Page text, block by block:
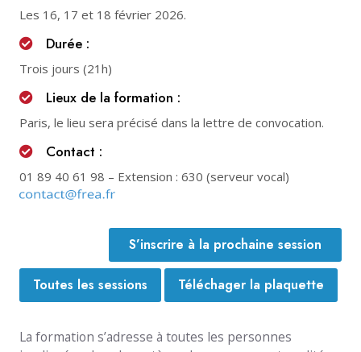
Les 16, 17 et 18 février 2026.
Durée :
Trois jours (21h)
Lieux de la formation :
Paris, le lieu sera précisé dans la lettre de convocation.
Contact :
01 89 40 61 98 – Extension : 630 (serveur vocal)
S’inscrire à la prochaine session
Toutes les sessions Téléchager la plaquette
La formation s’adresse à toutes les personnes